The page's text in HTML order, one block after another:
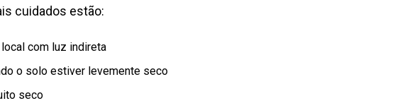
cuidados estão:
com luz indireta
o solo estiver levemente seco
seco